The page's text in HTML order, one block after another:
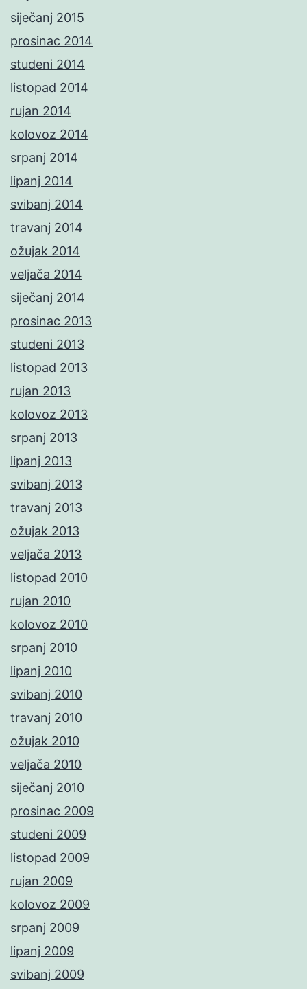
siječanj 2015
prosinac 2014
studeni 2014
listopad 2014
rujan 2014
kolovoz 2014
srpanj 2014
lipanj 2014
svibanj 2014
travanj 2014
ožujak 2014
veljača 2014
siječanj 2014
prosinac 2013
studeni 2013
listopad 2013
rujan 2013
kolovoz 2013
srpanj 2013
lipanj 2013
svibanj 2013
travanj 2013
ožujak 2013
veljača 2013
listopad 2010
rujan 2010
kolovoz 2010
srpanj 2010
lipanj 2010
svibanj 2010
travanj 2010
ožujak 2010
veljača 2010
siječanj 2010
prosinac 2009
studeni 2009
listopad 2009
rujan 2009
kolovoz 2009
srpanj 2009
lipanj 2009
svibanj 2009